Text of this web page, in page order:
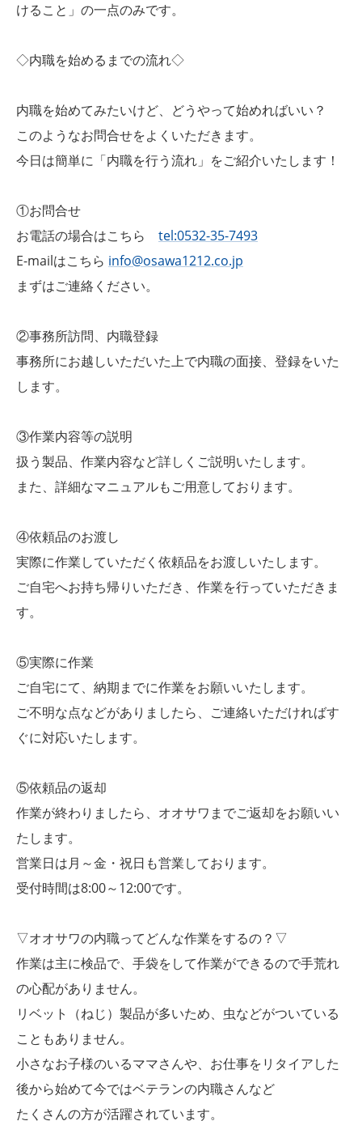
けること」の一点のみです。
◇内職を始めるまでの流れ◇
内職を始めてみたいけど、どうやって始めればいい？
このようなお問合せをよくいただきます。
今日は簡単に「内職を行う流れ」をご紹介いたします！
①お問合せ
お電話の場合はこちら tel:0532-35-7493
E-mailはこちら info@osawa1212.co.jp
まずはご連絡ください。
②事務所訪問、内職登録
事務所にお越しいただいた上で内職の面接、登録をいた
します。
③作業内容等の説明
扱う製品、作業内容など詳しくご説明いたします。
また、詳細なマニュアルもご用意しております。
④依頼品のお渡し
実際に作業していただく依頼品をお渡しいたします。
ご自宅へお持ち帰りいただき、作業を行っていただきま
す。
⑤実際に作業
ご自宅にて、納期までに作業をお願いいたします。
ご不明な点などがありましたら、ご連絡いただければす
ぐに対応いたします。
⑤依頼品の返却
作業が終わりましたら、オオサワまでご返却をお願いい
たします。
営業日は月～金・祝日も営業しております。
受付時間は8:00～12:00です。
▽オオサワの内職ってどんな作業をするの？▽
作業は主に検品で、手袋をして作業ができるので手荒れ
の心配がありません。
リベット（ねじ）製品が多いため、虫などがついている
こともありません。
小さなお子様のいるママさんや、お仕事をリタイアした
後から始めて今ではベテランの内職さんなど
たくさんの方が活躍されています。